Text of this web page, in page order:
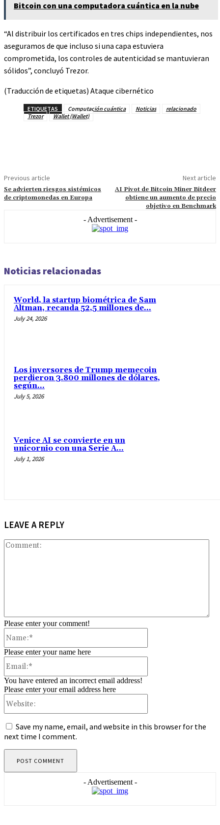
Bitcoin con una computadora cuántica en la nube
“Al distribuir los certificados en tres chips independientes, nos
aseguramos de que incluso si una capa estuviera
comprometida, los controles de autenticidad se mantuvieran
sólidos”, concluyó Trezor.
(Traducción de etiquetas) Ataque cibernético
ETIQUETAS Computación cuántica Noticias
relacionado
Trezor
Wallet (Wallet)
Previous article
Se advierten riesgos sistémicos
de criptomonedas en Europa
Next article
AI Pivot de Bitcoin Miner Bitdeer
obtiene un aumento de precio
objetivo en Benchmark
- Advertisement -
Noticias relacionadas
World, la startup biométrica de Sam
Altman, recauda 52,5 millones de...
July 24, 2026
Los inversores de Trump memecoin
perdieron 3.800 millones de dólares,
según...
July 5, 2026
Venice AI se convierte en un
unicornio con una Serie A...
July 1, 2026
LEAVE A REPLY
Please enter your comment!
Please enter your name here
You have entered an incorrect email address!
Please enter your email address here
Save my name, email, and website in this browser for the
next time I comment.
- Advertisement -